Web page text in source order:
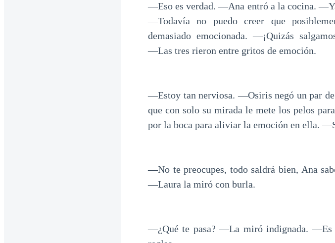
―Eso es verdad. ―Ana entró a la cocina.
―Todavía no puedo creer que
demasiado emocionada. ―¡Quizás
―Las tres rieron entre gritos de emoción.
―Estoy tan nerviosa. ―Osiris negó un par
que con solo su mirada le mete los pelos
por la boca para aliviar la emoción en ella.
―No te preocupes, todo saldrá bien, Ana
―Laura la miró con burla.
―¿Qué te pasa? ―La miró indignada. ―Es